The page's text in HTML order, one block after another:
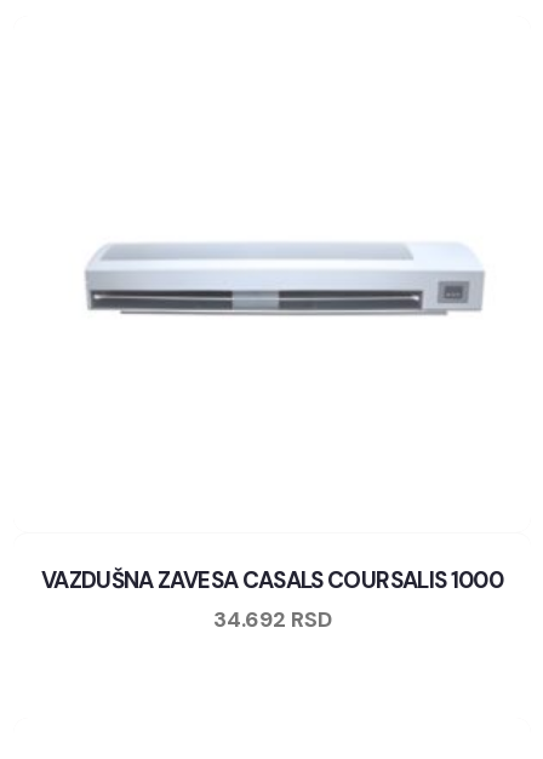
VAZDUŠNA ZAVESA CASALS COURSALIS 1000
34.692 RSD